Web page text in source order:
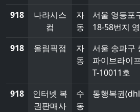
918
나라시스
컴
자
동
서울 영등포
18-58번지
918 올림픽점
자
동
서울 송파구
파이브라이
T-10011호
918
인터넷 복
권판매사
수
동
동행복권